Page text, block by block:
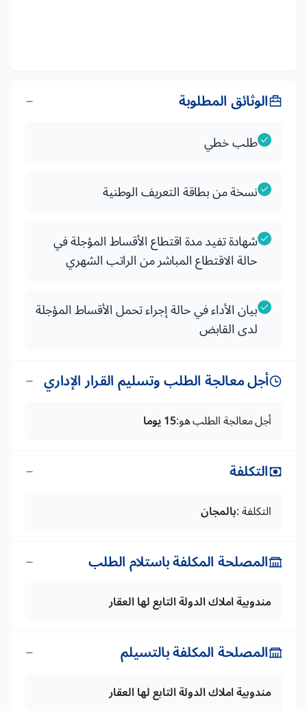
الوثائق المطلوبة
طلب خطي
نسخة من بطاقة التعريف الوطنية
شهادة تفيد مدة اقتطاع الأقساط المؤجلة في
حالة الاقتطاع المباشر من الراتب الشهري
بيان الأداء في حالة إجراء تحمل الأقساط المؤجلة
لدى القابض
أجل معالجة الطلب وتسليم القرار الإداري
أجل معالجة الطلب هو:15 يوما
التكلفة
التكلفة :بالمجان
المصلحة المكلفة باستلام الطلب
مندوبية املاك الدولة التابع لها العقار
المصلحة المكلفة بالتسيلم
مندوبية املاك الدولة التابع لها العقار